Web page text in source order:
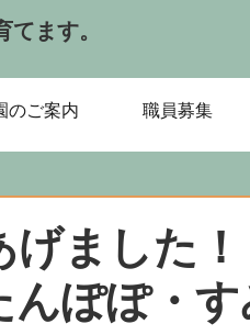
ます。
のご案内 職員募集
げました
ぽぽ・す